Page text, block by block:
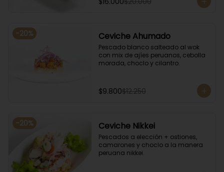
-20% Ceviche Ahumado
Pescado blanco salteado al wok
con mix de ajíes peruanos, cebolla
morada, choclo y cilantro.
$9.800$12.250
-20% Ceviche Nikkei
Pescados a elección + ostiones,
camarones y choclo a la manera
peruana nikkei.